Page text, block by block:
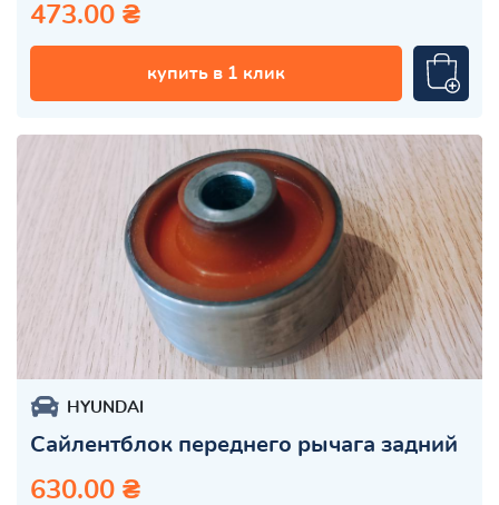
473.00 ₴
купить в 1 клик
HYUNDAI
Сайлентблок переднего рычага задний
630.00 ₴